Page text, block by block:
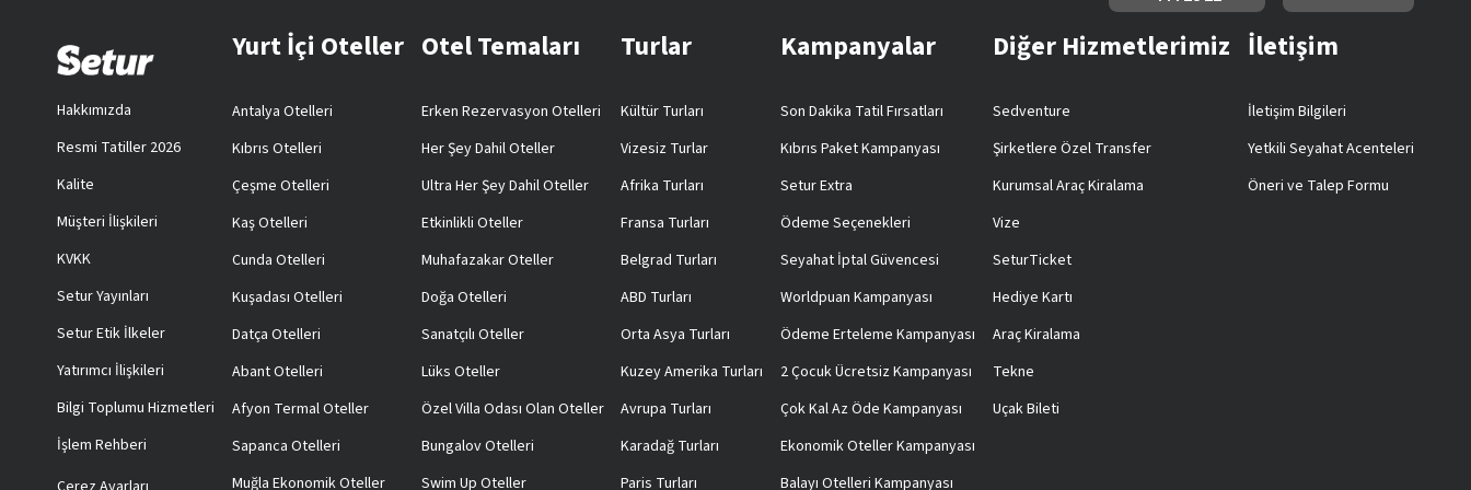
Hakkımızda
Resmi Tatiller 2026
Kalite
Müşteri İlişkileri
KVKK
Setur Yayınları
Setur Etik İlkeler
Yatırımcı İlişkileri
Bilgi Toplumu Hizmetleri
İşlem Rehberi
Yurt İçi Oteller
Antalya Otelleri
Kıbrıs Otelleri
Çeşme Otelleri
Kaş Otelleri
Cunda Otelleri
Kuşadası Otelleri
Datça Otelleri
Abant Otelleri
Afyon Termal Oteller
Sapanca Otelleri
Muğla Ekonomik Oteller
Otel Temaları
Erken Rezervasyon Otelleri
Her Şey Dahil Oteller
Ultra Her Şey Dahil Oteller
Etkinlikli Oteller
Muhafazakar Oteller
Doğa Otelleri
Sanatçılı Oteller
Lüks Oteller
Özel Villa Odası Olan Oteller
Bungalov Otelleri
Swim Up Oteller
Turlar
Kültür Turları
Vizesiz Turlar
Afrika Turları
Fransa Turları
Belgrad Turları
ABD Turları
Orta Asya Turları
Kuzey Amerika Turları
Avrupa Turları
Karadağ Turları
Paris Turları
Kampanyalar
Son Dakika Tatil Fırsatları
Kıbrıs Paket Kampanyası
Setur Extra
Ödeme Seçenekleri
Seyahat İptal Güvencesi
Worldpuan Kampanyası
Ödeme Erteleme Kampanyası
2 Çocuk Ücretsiz Kampanyası
Çok Kal Az Öde Kampanyası
Ekonomik Oteller Kampanyası
Balayı Otelleri Kampanyası
Diğer Hizmetlerimiz
Sedventure
Şirketlere Özel Transfer
Kurumsal Araç Kiralama
Vize
SeturTicket
Hediye Kartı
Araç Kiralama
Tekne
Uçak Bileti
İletişim
İletişim Bilgileri
Yetkili Seyahat Acenteleri
Öneri ve Talep Formu